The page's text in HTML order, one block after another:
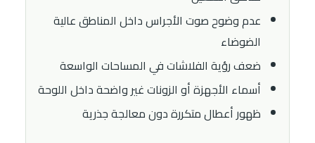
عدم وضوح صوت الأجراس داخل المناطق عالية
الضوضاء
ضعف رؤية الفلاشات في المساحات الواسعة
أسماء الأجهزة أو الزونات غير واضحة داخل اللوحة
ظهور أعطال متكررة دون معالجة جذرية